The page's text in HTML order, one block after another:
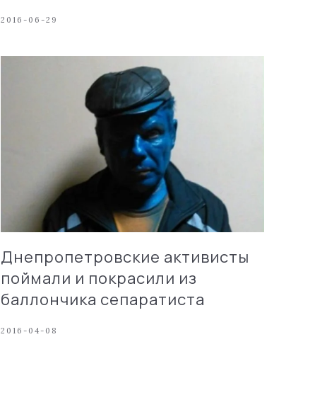
2016-06-29
Днепропетровские активисты
поймали и покрасили из
баллончика сепаратиста
2016-04-08